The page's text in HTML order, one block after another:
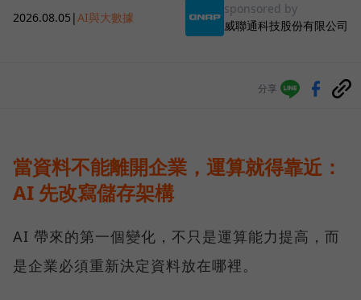
2026.08.05 |AI與大數據
sponsored by
威聯通科技股份有限公司
分享
當資料不能離開企業，運算就得靠近：
AI 先改寫儲存架構
AI 帶來的第一個變化，不只是運算能力提高，而
是企業必須重新決定資料放在哪裡。